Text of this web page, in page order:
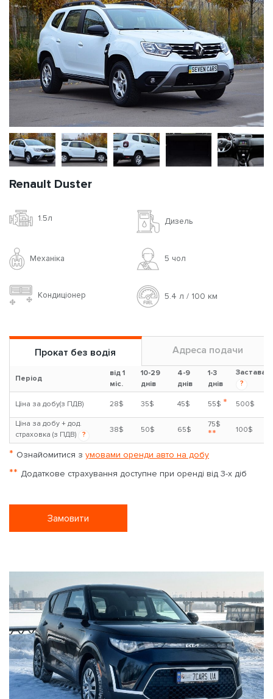
Renault Duster
1.5л Дизель
Механіка 5 чoл
Кондиціонер 5.4 л / 100 км
Прокат без водія Адреса подачи
Період
від 1
міс.
10-29
днів
4-9
днів
1-3
днів
Застава
?
Ціна за добу(з ПДВ) 28$ 35$ 45$ 55$ * 500$
Ціна за добу + дод.
страховка (з ПДВ)
?
38$ 50$ 65$
75$
** 100$
* Ознайомитися з умовами оренди авто на добу
** Додаткове страхування доступне при оренді від 3-х діб
Замовити